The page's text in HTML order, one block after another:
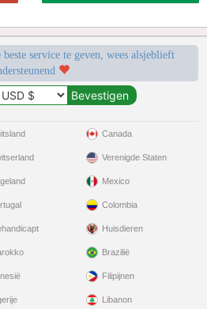
service te geven, wees alsjeblieft
Canada
Verenigde Staten
Mexico
Colombia
Huisdieren
Brazilië
Filipijnen
Libanon